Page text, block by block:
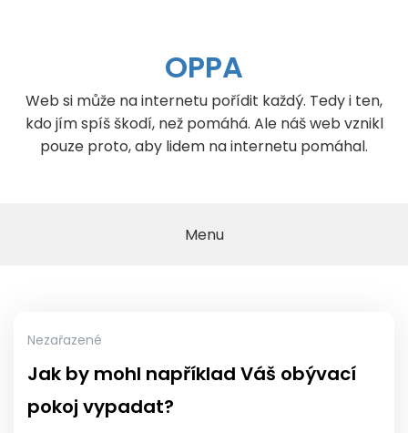
OPPA
Web si může na internetu pořídit každý. Tedy i ten,
kdo jím spíš škodí, než pomáhá. Ale náš web vznikl
pouze proto, aby lidem na internetu pomáhal.
Menu
Nezařazené
Jak by mohl například Váš obývací
pokoj vypadat?